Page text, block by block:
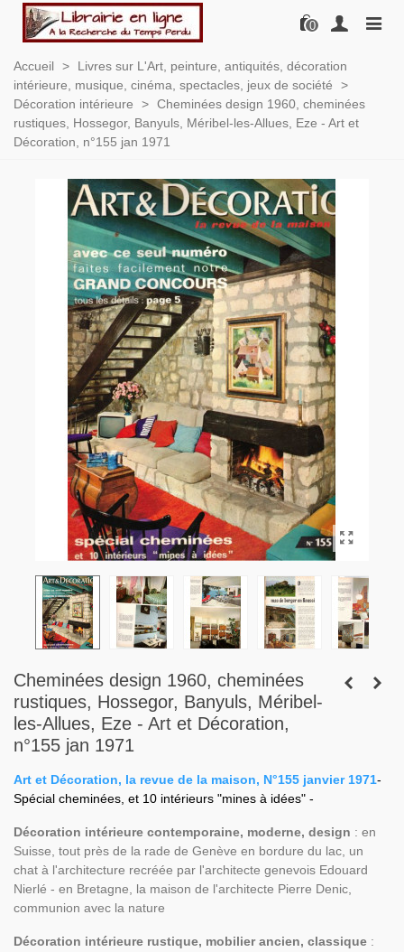
0
Accueil >
Livres sur L'Art, peinture, antiquités, décoration
intérieure, musique, cinéma, spectacles, jeux de société
>
Décoration intérieure
> Cheminées design 1960, cheminées
rustiques, Hossegor, Banyuls, Méribel-les-Allues, Eze - Art et
Décoration, n°155 jan 1971
Cheminées design 1960, cheminées
rustiques, Hossegor, Banyuls, Méribel-
les-Allues, Eze - Art et Décoration,
n°155 jan 1971
Art et Décoration, la revue de la maison, N°155 janvier 1971-
Spécial cheminées, et 10 intérieurs "mines à idées" -
Décoration intérieure contemporaine, moderne, design : en
Suisse, tout près de la rade de Genève en bordure du lac, un
chat à l'architecture recréée par l'architecte genevois Edouard
Nierlé - en Bretagne, la maison de l'architecte Pierre Denic,
communion avec la nature
Décoration intérieure rustique, mobilier ancien, classique :